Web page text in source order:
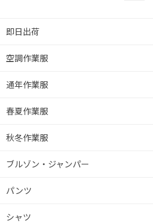
即日出荷
空調作業服
通年作業服
春夏作業服
秋冬作業服
ブルゾン・ジャンパー
パンツ
シャツ